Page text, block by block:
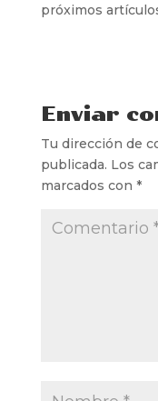
próximos
Enviar
Tu dirección de
publicada. Los
marcados con *